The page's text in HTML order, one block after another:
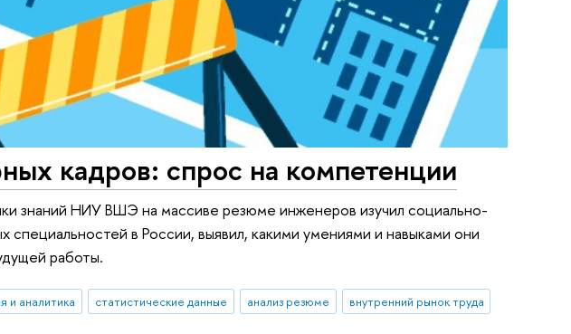
кадров: спрос на компетенции
знаний НИУ ВШЭ на массиве резюме инженеров изучил социально-
в России, выявил, какими умениями и навыками они
работы.
и аналитика статистические данные анализ резюме
внутренний рынок труда